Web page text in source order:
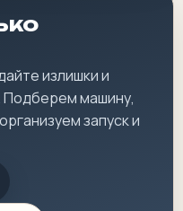
излишки и
Подберем машину,
запуск и